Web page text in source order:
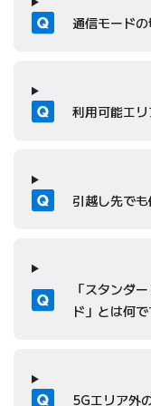
質問 通信モードの
質問 利用可能エリ
質問 引越し先で
質問
「スタンダ
ド」とは何で
質問 5Gエリア外